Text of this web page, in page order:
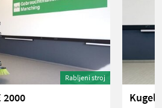
Rabljeni stroj
2000